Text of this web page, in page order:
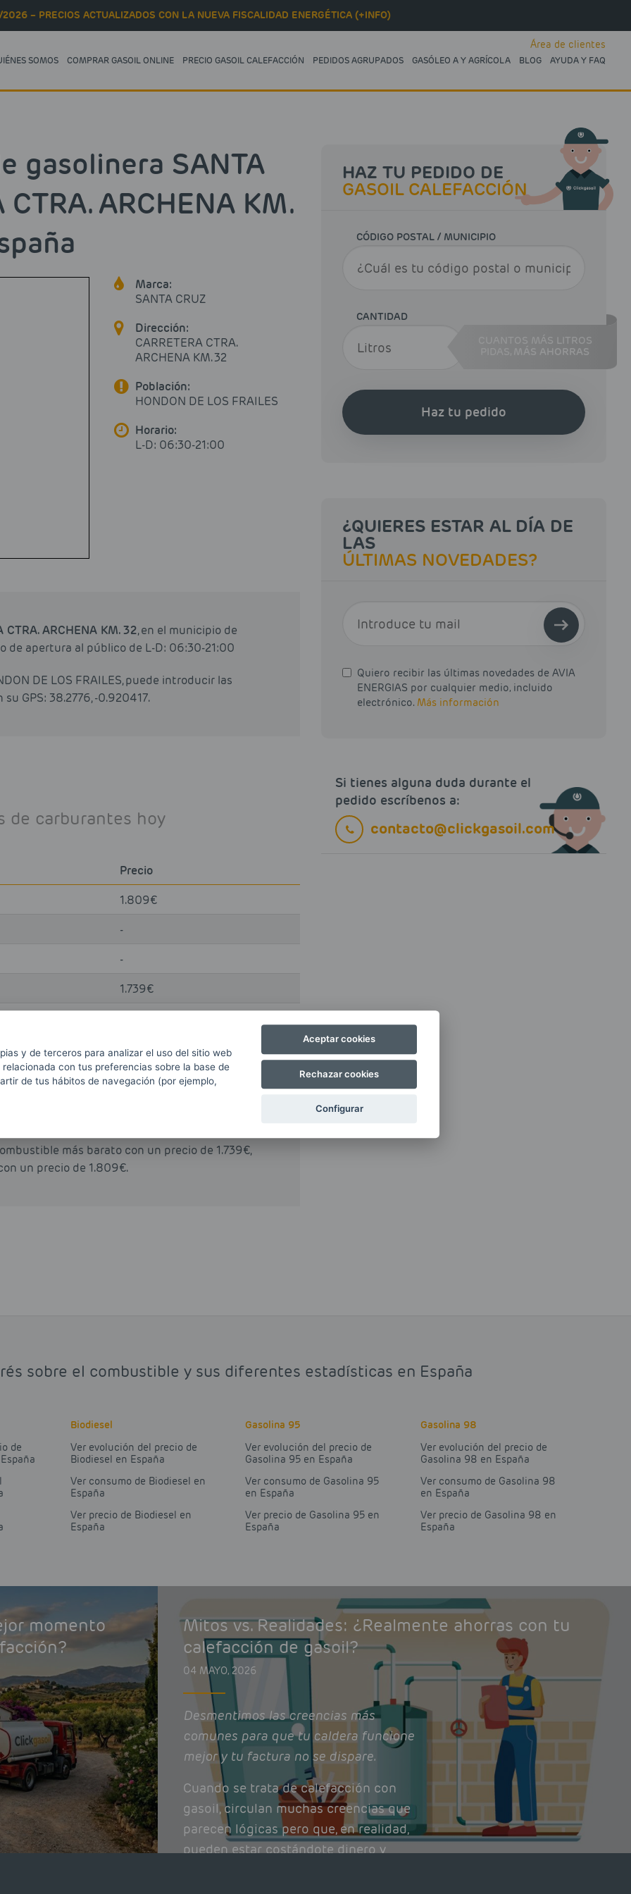
– PRECIOS ACTUALIZADOS CON LA NUEVA FISCALIDAD ENERGÉTICA (+INFO)
SOMOS COMPRAR GASOIL ONLINE PRECIO GASOIL CALEFACCIÓN PEDIDOS AGRUPADOS GASÓLEO A Y AGRÍCOLA BLOG AYUDA Y FAQ
Área de clientes
gasolinera SANTA
CTRA. ARCHENA KM.
Marca:
SANTA CRUZ
Dirección:
CARRETERA CTRA.
ARCHENA KM. 32
Población:
HONDON DE LOS FRAILES
Horario:
L-D: 06:30-21:00
CTRA. ARCHENA KM. 32, en el municipio de
de apertura al público de L-D: 06:30-21:00
DE LOS FRAILES, puede introducir las
GPS: 38.2776, -0.920417.
de carburantes hoy
Precio
1.809€
-
-
1.739€
ARCHENA KM. 32, hoy día 07-08-2026
Gasoil Calefacción, Gasolina 98, Biodiesel.
es similar al del resto de estaciones de
más barato con un precio de 1.739€,
un precio de 1.809€.
HAZ TU PEDIDO DE
GASOIL CALEFACCIÓN
CÓDIGO POSTAL / MUNICIPIO
CANTIDAD
CUANTOS MÁS LITROS
MÁS AHORRAS
Haz tu pedido
¿QUIERES ESTAR AL DÍA DE
LAS
ÚLTIMAS NOVEDADES?
Quiero recibir las últimas novedades de AVIA
ENERGIAS por cualquier medio, incluido
electrónico. Más información
Si tienes alguna duda durante el
pedido escríbenos a:
contacto@clickgasoil.com
sobre el combustible y sus diferentes estadísticas en España
de
Biodiesel
Ver evolución del precio de
Biodiesel en España
Ver consumo de Biodiesel en
España
Ver precio de Biodiesel en
España
Gasolina 95
Ver evolución del precio de
Gasolina 95 en España
Ver consumo de Gasolina 95
en España
Ver precio de Gasolina 95 en
España
Gasolina 98
Ver evolución del precio de
Gasolina 98 en España
Ver consumo de Gasolina 98
en España
Ver precio de Gasolina 98 en
España
momento
Mitos vs. Realidades: ¿Realmente ahorras con tu
calefacción de gasoil?
04 MAYO, 2026
Desmentimos las creencias más
comunes para que tu caldera funcione
mejor y tu factura no se dispare.
Cuando se trata de calefacción con
gasoil, circulan muchas creencias que
parecen lógicas pero que, en realidad,
pueden estar costándote dinero y
y de terceros para analizar el uso del sitio web
con tus preferencias sobre la base de
de tus hábitos de navegación (por ejemplo,
Aceptar cookies
Rechazar cookies
Configurar